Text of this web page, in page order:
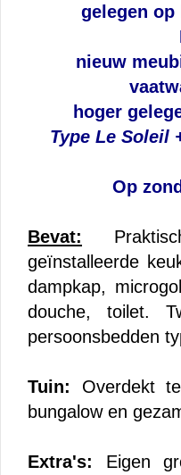
gelegen op
nieuw
hoger
Type Le Soleil
Op
Bevat:
geïnstalleerde
dampkap,
douche, toilet.
persoonsbedden
Tuin: Overdekt
bungalow en
Extra's: Eigen